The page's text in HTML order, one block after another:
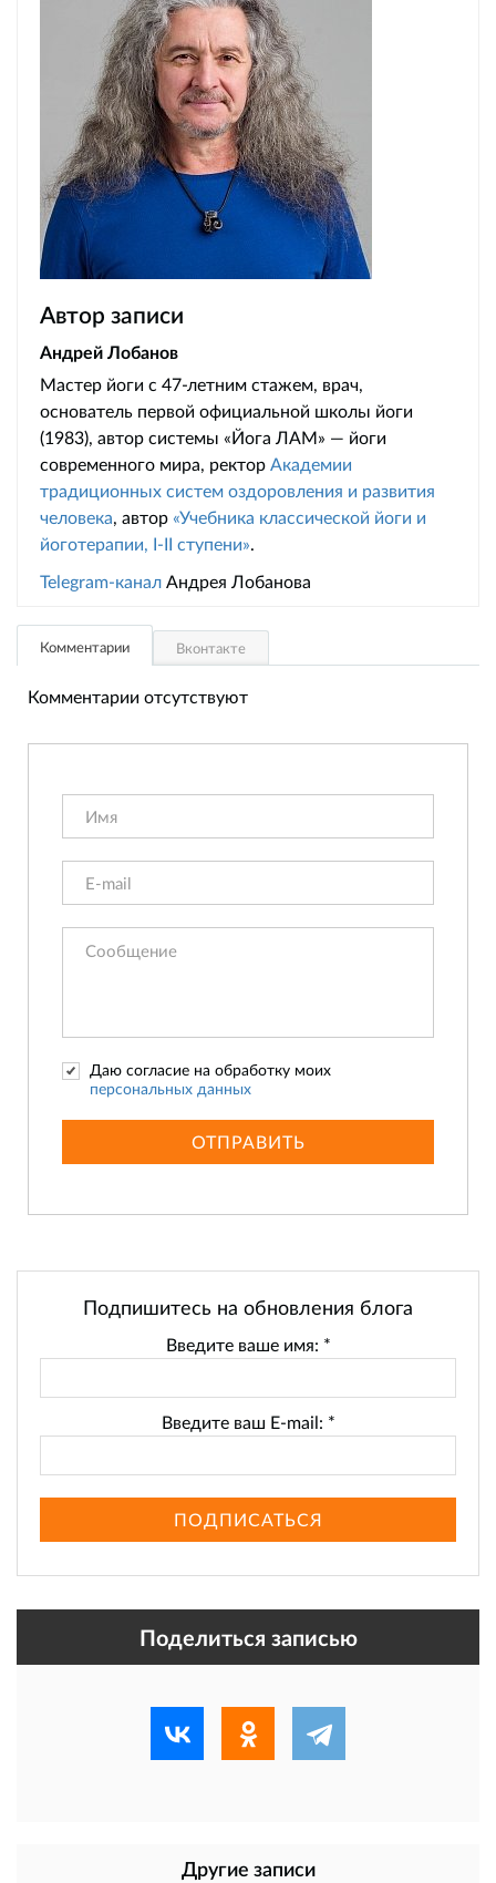
Автор записи
Андрей Лобанов
Мастер йоги с 47-летним стажем, врач,
основатель первой официальной школы йоги
(1983), автор системы «Йога ЛАМ» — йоги
современного мира, ректор Академии
традиционных систем оздоровления и развития
человека, автор «Учебника классической йоги и
йоготерапии, I-II ступени».
Telegram-канал Андрея Лобанова
Комментарии Вконтакте
Комментарии отсутствуют
Даю согласие на обработку моих
персональных данных
ОТПРАВИТЬ
Подпишитесь на обновления блога
Введите ваше имя: *
Введите ваш E-mail: *
ПОДПИСАТЬСЯ
Поделиться записью
Другие записи